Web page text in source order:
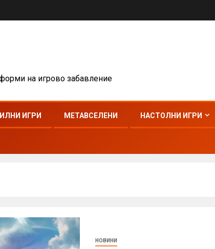
на игрово забавление
ИГРИ МЕТАВСЕЛЕНИ НАСТОЛНИ ИГРИ
НОВИНИ